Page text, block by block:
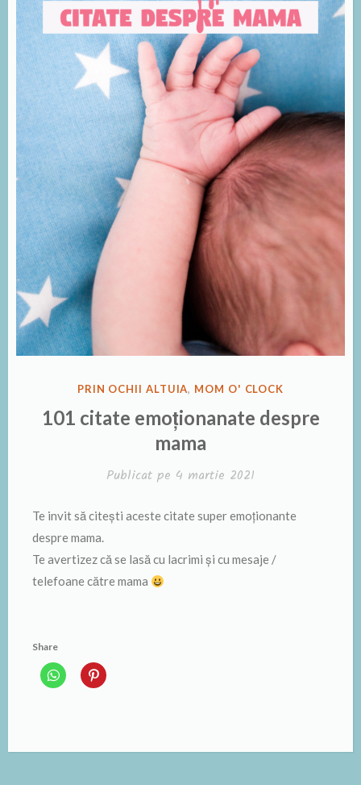
PUBLICAT
PRIN OCHII ALTUIA, MOM O' CLOCK
101 citate emoționanate despre
mama
Publicat pe 4 martie 2021
Te invit să citești aceste citate super emoționante
despre mama.
Te avertizez că se lasă cu lacrimi și cu mesaje /
telefoane către mama
Share